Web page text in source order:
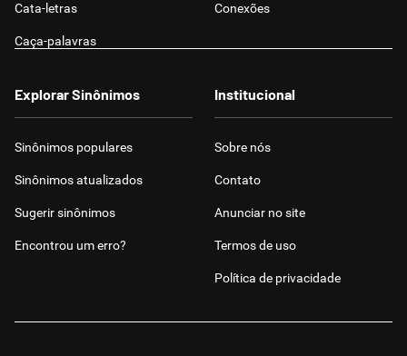
Cata-letras Conexões
Caça-palavras
Explorar Sinônimos
Sinônimos populares
Sinônimos atualizados
Sugerir sinônimos
Encontrou um erro?
Institucional
Sobre nós
Contato
Anunciar no site
Termos de uso
Política de privacidade